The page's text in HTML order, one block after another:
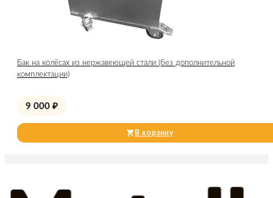
Бак на колёсах из нержавеющей стали (без дополнительной
комплектации)
9 000 ₽
В корзину